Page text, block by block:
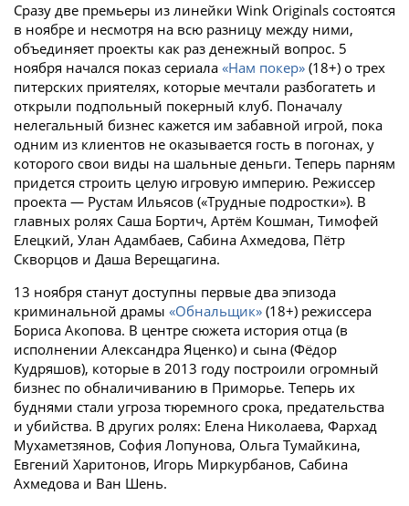
Сразу две премьеры из линейки Wink Originals состоятся
в ноябре и несмотря на всю разницу между ними,
объединяет проекты как раз денежный вопрос. 5
ноября начался показ сериала «Нам покер» (18+) о трех
питерских приятелях, которые мечтали разбогатеть и
открыли подпольный покерный клуб. Поначалу
нелегальный бизнес кажется им забавной игрой, пока
одним из клиентов не оказывается гость в погонах, у
которого свои виды на шальные деньги. Теперь парням
придется строить целую игровую империю. Режиссер
проекта — Рустам Ильясов («Трудные подростки»). В
главных ролях Саша Бортич, Артём Кошман, Тимофей
Елецкий, Улан Адамбаев, Сабина Ахмедова, Пётр
Скворцов и Даша Верещагина.
13 ноября станут доступны первые два эпизода
криминальной драмы «Обнальщик» (18+) режиссера
Бориса Акопова. В центре сюжета история отца (в
исполнении Александра Яценко) и сына (Фёдор
Кудряшов), которые в 2013 году построили огромный
бизнес по обналичиванию в Приморье. Теперь их
буднями стали угроза тюремного срока, предательства
и убийства. В других ролях: Елена Николаева, Фархад
Мухаметзянов, София Лопунова, Ольга Тумайкина,
Евгений Харитонов, Игорь Миркурбанов, Сабина
Ахмедова и Ван Шень.